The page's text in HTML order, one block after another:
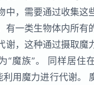
中，需要通过收集这
有一类生物体内所有
谢，这种通过摄取魔
“魔族”。 同样居住
利用魔力进行代谢。